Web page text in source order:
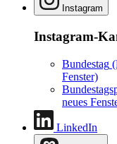
Instagram
Instagram-
Bundestag
Fenster)
neues
LinkedIn